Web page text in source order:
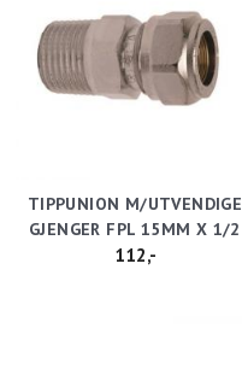
TIPPUNION M/UTVENDIGE
GJENGER FPL 15MM X 1/2
112,-